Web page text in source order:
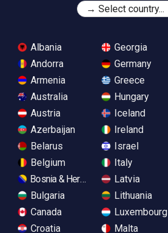
Albania
Andorra
Armenia
Australia
Austria
Azerbaijan
Belarus
Belgium
Bosnia & Herzegovina
Bulgaria
Canada
Croatia
Georgia
Germany
Greece
Hungary
Iceland
Ireland
Israel
Italy
Latvia
Lithuania
Luxembourg
Malta